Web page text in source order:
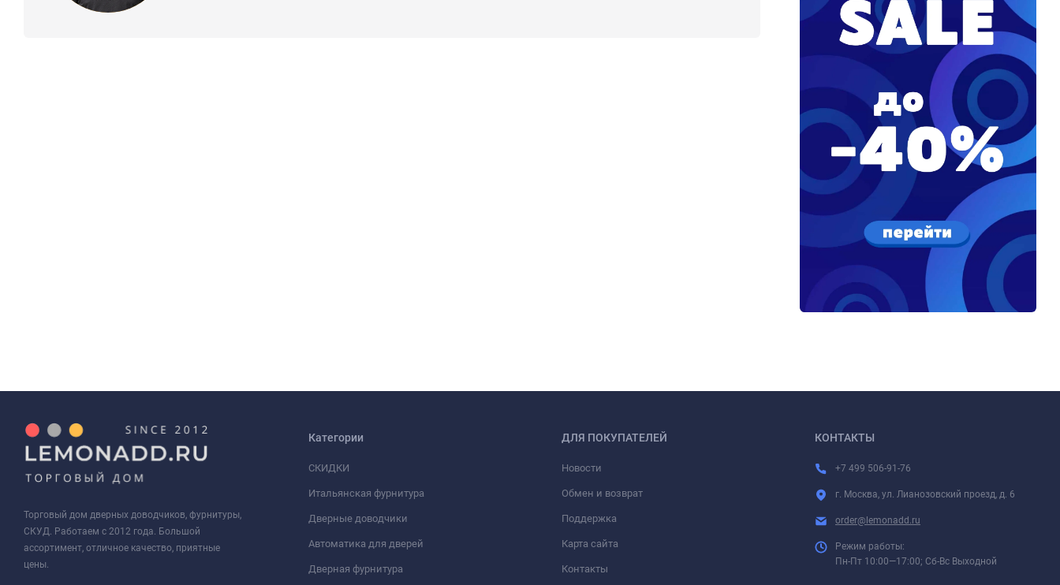
Торговый дом дверных доводчиков, фурнитуры,
СКУД. Работаем с 2012 года. Большой
ассортимент, отличное качество, приятные
цены.
Категории
СКИДКИ
Итальянская фурнитура
Дверные доводчики
Автоматика для дверей
Дверная фурнитура
ДЛЯ ПОКУПАТЕЛЕЙ
Новости
Обмен и возврат
Поддержка
Карта сайта
Контакты
КОНТАКТЫ
+7 499 506-91-76
г. Москва, ул. Лианозовский проезд, д. 6
order@lemonadd.ru
Режим работы:
Пн-Пт 10:00—17:00; Сб-Вс Выходной